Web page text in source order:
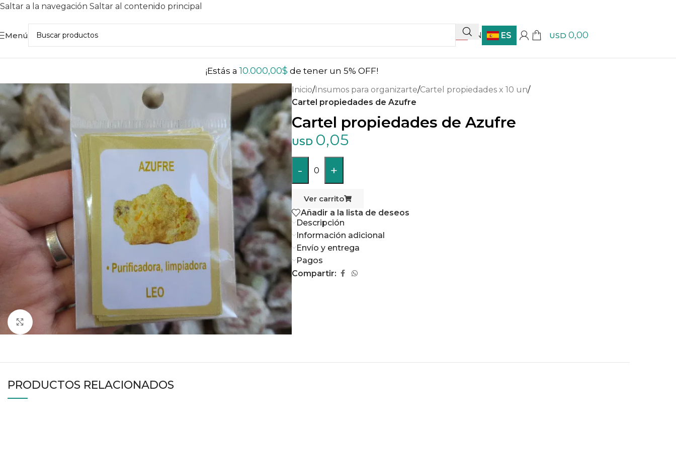
Saltar a la navegación Saltar al contenido principal
Menú EN ES USD 0,00
¡Estás a10.000,00$ de tener un 5% OFF!
Haga clic para ampliar
Inicio/Insumos para organizarte/Cartel propiedades x 10 un/
Cartel propiedades de Azufre
Cartel propiedades de Azufre
USD 0,05
- 0 +
Ver carrito
Añadir a la lista de deseos
Descripción
Información adicional
Envío y entrega
Pagos
Compartir:
PRODUCTOS RELACIONADOS